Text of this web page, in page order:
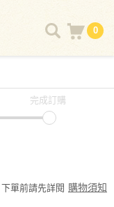
0
完成訂購
下單前請先詳閱 購物須知